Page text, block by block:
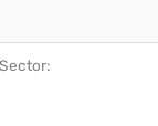
Sector: